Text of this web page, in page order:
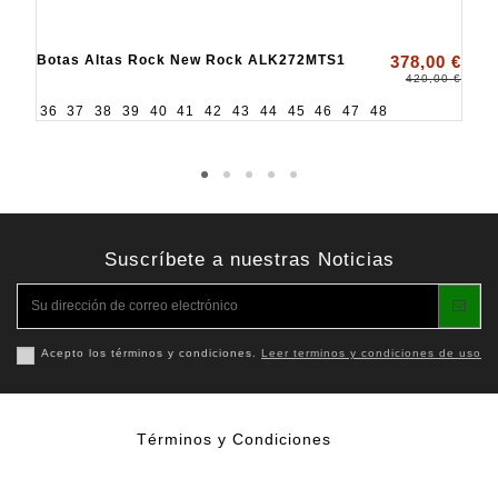
Botas Altas Rock New Rock ALK272MTS1 378,00 €
420,00 €
36 37 38 39 40 41 42 43 44 45 46 47 48
Suscríbete a nuestras Noticias
Acepto los términos y condiciones. Leer terminos y condiciones de uso
Términos y Condiciones